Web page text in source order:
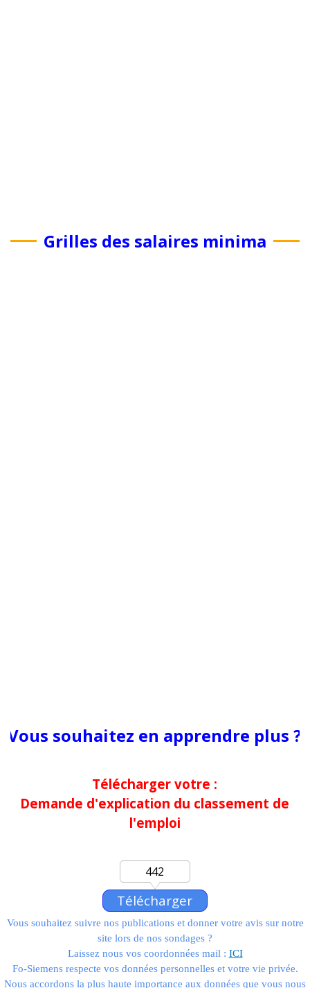
Grilles des salaires minima
Vous souhaitez en apprendre plus ?
Télécharger votre :
Demande d'explication du classement de
l'emploi
Télécharger
442
Télécharger votre :
Demande de modification de la fiche
Vous souhaitez suivre nos publications et donner votre avis sur notre
site lors de nos sondages ?
Laissez nous vos coordonnées mail : ICI
Fo-Siemens respecte vos données personnelles et votre vie privée.
Nous accordons la plus haute importance aux données que vous nous